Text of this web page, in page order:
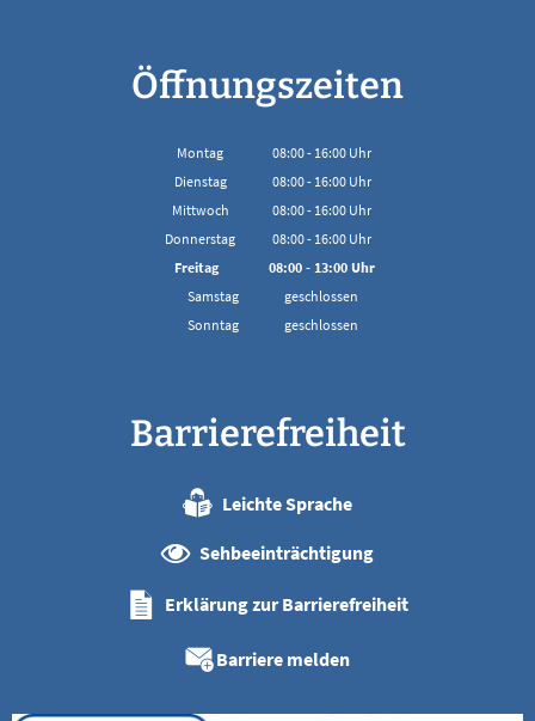
Öffnungszeiten
Montag 08:00- 16:00Uhr
Von 08:00 bis 16:00 Uhr
Dienstag 08:00- 16:00Uhr
Von 08:00 bis 16:00 Uhr
Mittwoch 08:00- 16:00Uhr
Von 08:00 bis 16:00 Uhr
Donnerstag 08:00- 16:00Uhr
Von 08:00 bis 16:00 Uhr
Freitag 08:00- 13:00Uhr
Samstag
geschlossen
Sonntag
geschlossen
Barrierefreiheit
Leichte Sprache
Sehbeeinträchtigung
Erklärung zur Barrierefreiheit
Barriere melden